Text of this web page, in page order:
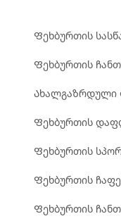
Ფეხბურთის
Ფეხბურთის
Ახალგაზრდული
Ფეხბურთის
Ფეხბურთის
Ფეხბურთის
Ფეხბურთის